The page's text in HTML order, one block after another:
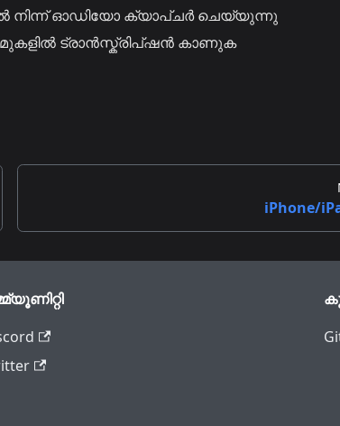
നിന്ന് ഓഡിയോ ക്യാപ്ചർ ചെയ്യുന്നു
മുകളിൽ ട്രാൻസ്ക്രിപ്ഷൻ കാണുക
iPhone/